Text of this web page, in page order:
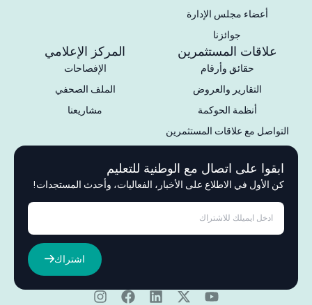
أعضاء مجلس الإدارة
جوائزنا
علاقات المستثمرين
حقائق وأرقام
التقارير والعروض
أنظمة الحوكمة
التواصل مع علاقات المستثمرين
المركز الإعلامي
الإفصاحات
الملف الصحفي
مشاريعنا
ابقوا على اتصال مع الوطنية للتعليم
كن الأول في الاطلاع على الأخبار، الفعاليات، وأحدث المستجدات!
اشتراك